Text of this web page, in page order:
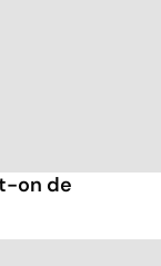
on de